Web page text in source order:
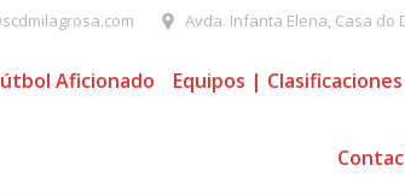
Avda. Infanta Elena, Casa do
Aficionado Equipos | Clasificaciones